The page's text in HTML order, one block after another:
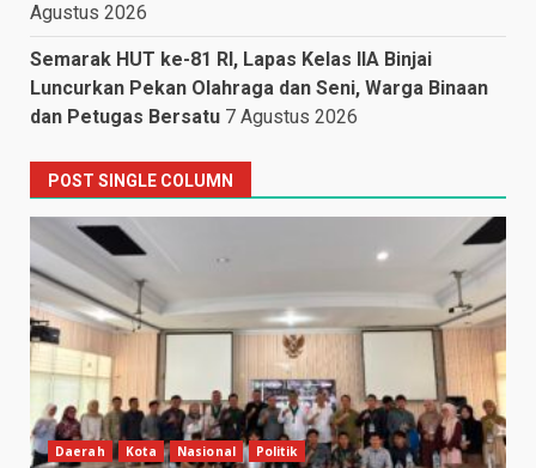
Agustus 2026
Semarak HUT ke-81 RI, Lapas Kelas IIA Binjai
Luncurkan Pekan Olahraga dan Seni, Warga Binaan
dan Petugas Bersatu 7 Agustus 2026
POST SINGLE COLUMN
Daerah Kota Nasional Politik